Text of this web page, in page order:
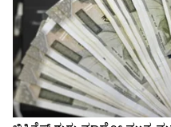
LATEST VIDEOS
"ರಾಜಕೀಯ ಬೇಡ,
ಕನಕೋತ್ಸವದಲ್ಲಿ ರಿಷಬ್